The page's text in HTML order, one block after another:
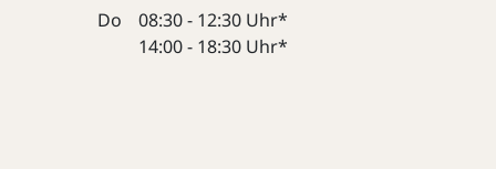
Do
08:30 - 12:30 Uhr*
14:00 - 18:30 Uhr*